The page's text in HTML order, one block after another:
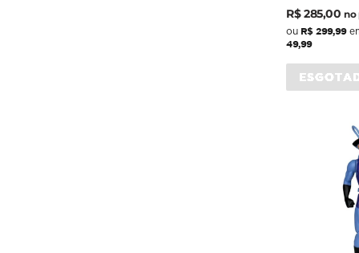
(chase) - DC Comics - 7 Scale
- McFarlane
Preço
normal
Preço
R$ 285,00no
ou R$ 299,99
49,99